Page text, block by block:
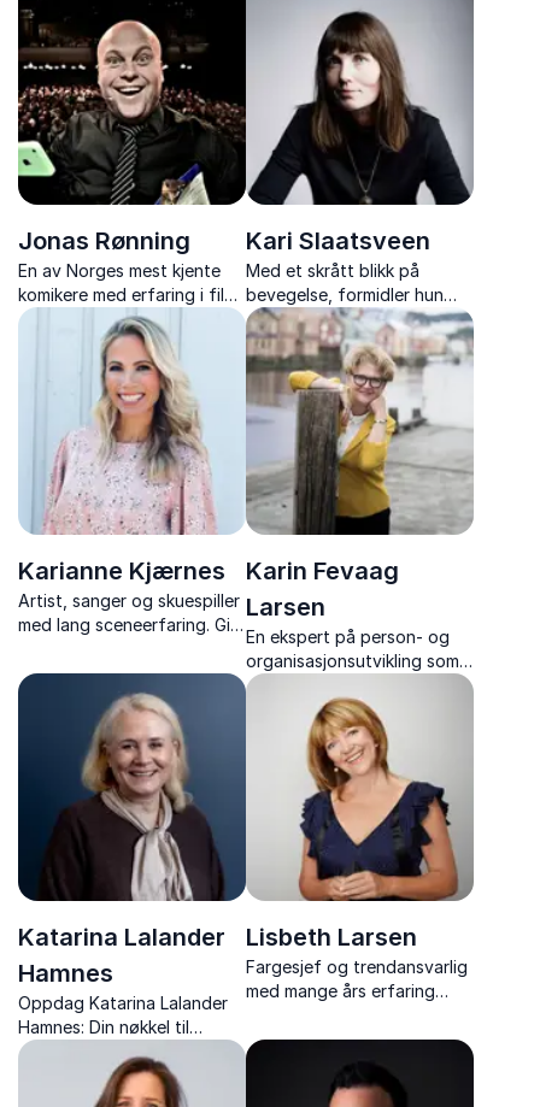
humor og faglig tyngde gir
konkrete verktøy for
arbeidsglede, endring og
ekte motivasjon.
Jonas Rønning
En av Norges mest kjente
komikere med erfaring i film,
teater og TV. Opplev et
uforglemmelig show som
sprer godt humør.
Kari Slaatsveen
Med et skrått blikk på
bevegelse, formidler hun
forandringsfryd,
endringstrang og en stor,
men relativt munter
utålmodighet med livet.
Karianne Kjærnes
Artist, sanger og skuespiller
med lang sceneerfaring. Gir
Karin Fevaag
Larsen
En ekspert på person- og
organisasjonsutvikling som
flere ganger har blitt kåret
til årets beste
foredragsholder og
inspirator!
Katarina Lalander
Hamnes
Oppdag Katarina Lalander
Hamnes: Din nøkkel til
eksepsjonell service,
menneskelig samspill og
inspirerende arbeidsmiljø!
Lisbeth Larsen
Fargesjef og trendansvarlig
med mange års erfaring
snakker om trender og
beslutningsprosesser.